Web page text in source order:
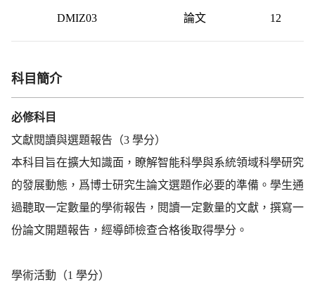
DMIZ03 論文 12
科目簡介
必修科目
文獻閱讀與選題報告（3 學分）
本科目旨在擴大知識面，瞭解智能科學與系統領域科學研究
的發展動態，爲博士研究生論文選題作必要的準備。學生通
過聽取一定數量的學術報告，閱讀一定數量的文獻，撰寫一
份論文開題報告，經導師檢查合格後取得學分。
學術活動（1 學分）